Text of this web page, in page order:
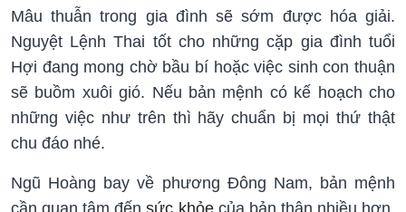
Mâu thuẫn trong gia đình sẽ sớm được hóa giải.
Nguyệt Lệnh Thai tốt cho những cặp gia đình tuổi
Hợi đang mong chờ bầu bí hoặc việc sinh con thuận
sẽ buồm xuôi gió. Nếu bản mệnh có kế hoạch cho
những việc như trên thì hãy chuẩn bị mọi thứ thật
chu đáo nhé.
Ngũ Hoàng bay về phương Đông Nam, bản mệnh
cần quan tâm đếnsức khỏecủa bản thân nhiều hơn.